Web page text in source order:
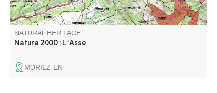
NATURAL HERITAGE
Natura 2000 : L'Asse
MORIEZ-EN